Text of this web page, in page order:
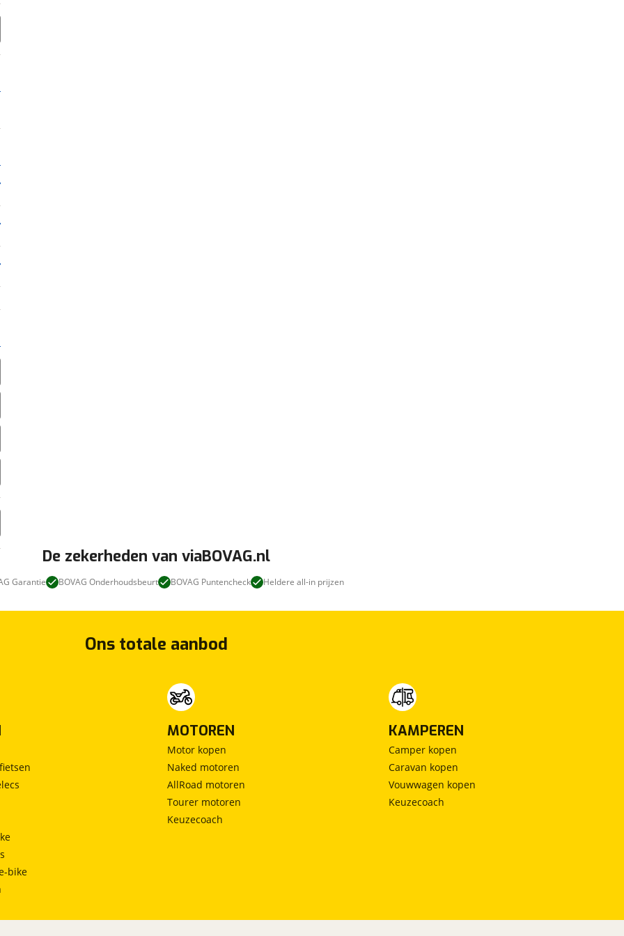
De zekerheden van viaBOVAG.nl
Garantie BOVAG Onderhoudsbeurt BOVAG Puntencheck Heldere all-in prijzen
Ons totale aanbod
bike
MOTOREN
Motor kopen
Naked motoren
AllRoad motoren
Tourer motoren
Keuzecoach
KAMPEREN
Camper kopen
Caravan kopen
Vouwwagen kopen
Keuzecoach